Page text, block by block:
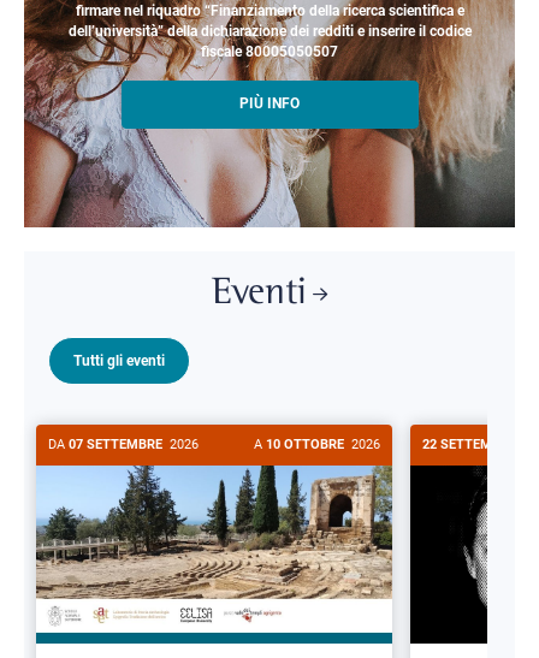
firmare nel riquadro “Finanziamento della ricerca scientifica e
dell’università” della dichiarazione dei redditi e inserire il codice
fiscale 80005050507
PIÙ INFO
Eventi
Tutti gli eventi
DA 07 SETTEMBRE 2026 A 10 OTTOBRE 2026 22 SETTEMBRE